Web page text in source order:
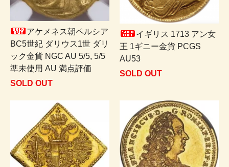
アケメネス朝ペルシア
BC5世紀 ダリウス1世 ダリ
ック金貨 NGC AU 5/5, 5/5
準未使用 AU 満点評価
SOLD OUT
イギリス 1713 アン女
王 1ギニー金貨 PCGS
AU53
SOLD OUT